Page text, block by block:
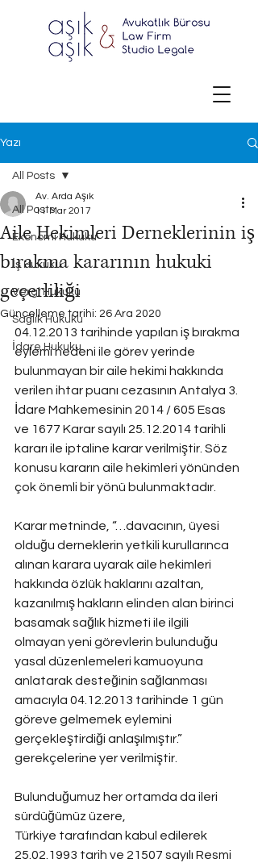
Yazı
All Posts
Ekonomi Hukuku
İş Hukuku
Vergi Hukuku
Sağlık Hukuku
İdare Hukuku
All Posts
Aile Hekimleri Derneklerinin iş
bırakma kararının hukuki
geçerliliği
Av. Arda Aşık
11 Mar 2017
Güncelleme tarihi: 26 Ara 2020
04.12.2013 tarihinde yapılan iş bırakma
eylemi nedeni ile görev yerinde
bulunmayan bir aile hekimi hakkında
verilen ihtar puanı cezasının Antalya 3.
İdare Mahkemesinin 2014 / 605 Esas
ve 1677 Karar sayılı 25.12.2014 tarihli
kararı ile iptaline karar verilmiştir. Söz
konusu kararın aile hekimleri yönünden
çok önemli bir yönü bulunmaktadır.
Karar metninde, “…davacının, üyesi
olduğu derneklerin yetkili kurullarınca
alınan karara uyarak aile hekimleri
hakkında özlük haklarını azaltan,
kazanılmış hakların elinden alan birinci
basamak sağlık hizmeti ile ilgili
olmayan yeni görevlerin bulunduğu
yasal düzenlemeleri kamuoyuna
anlatarak desteğinin sağlanması
amacıyla 04.12.2013 tarihinde 1 gün
göreve gelmemek eylemini
gerçekleştirdiği anlaşılmıştır.”
gerekçelerine yer verilmiştir.
Bulunduğumuz her ortamda da ileri
sürdüğümüz üzere,
Türkiye tarafından kabul edilerek
25.02.1993 tarih ve 21507 sayılı Resmi